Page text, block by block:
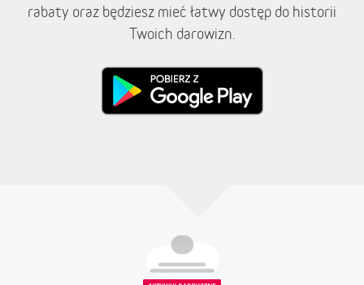
rabaty oraz będziesz mieć łatwy dostęp do historii
Twoich darowizn.